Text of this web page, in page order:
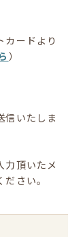
カードより
）
信いたしま
頂いたメ
さい。